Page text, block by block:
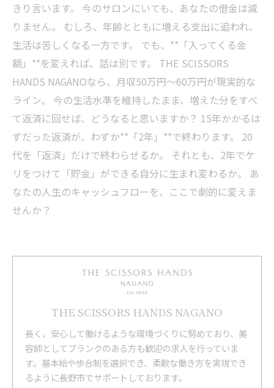
きり言います。 今のサロンにいても、あなたの借金は減
りません。 むしろ、年齢とともに増える支出に追われ、
生活は苦しくなる一方です。 でも、**「入ってくる金
額」**を変えれば、話は別です。 THE SCISSORS
HANDS NAGANOなら、月収50万円〜60万円が現実的な
ライン。 今の生活水準を維持したまま、増えた分をすべ
て返済に回せば、どうなると思いますか？ 15年かかるは
ずだった返済が、わずか**「2年」**で終わります。 20
代を「返済」だけで終わらせるか。 それとも、2年でケ
リをつけて「貯金」ができる自分に生まれ変わるか。 あ
なたの人生のキャッシュフローを、ここで劇的に変えま
せんか？
THE SCISSORS HANDS NAGANO
長く、安心して働けるような環境づくりに努めており、美
容師としてブランクのある方も歓迎の求人を行っていま
す。基本給や歩合制を選択でき、柔軟な働き方を実現でき
るように長野市でサポートしております。